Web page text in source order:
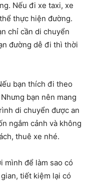
Nếu đi xe taxi, xe
thực hiện đường.
chỉ cần di chuyển
đường dễ đi thì thời
bạn thích đi theo
bạn nên mang
di chuyển được an
ngắm cảnh và không
thuê xe nhé.
mình để làm sao có
tiết kiệm lại có